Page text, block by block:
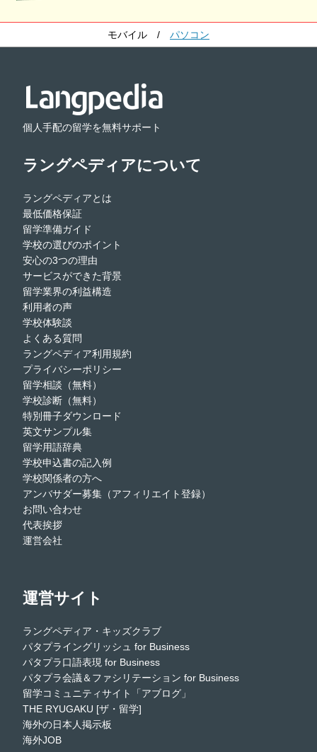
モバイル / パソコン
個人手配の留学を無料サポート
ラングペディアについて
ラングペディアとは
最低価格保証
留学準備ガイド
学校の選びのポイント
安心の3つの理由
サービスができた背景
留学業界の利益構造
利用者の声
学校体験談
よくある質問
ラングペディア利用規約
プライバシーポリシー
留学相談（無料）
学校診断（無料）
特別冊子ダウンロード
英文サンプル集
留学用語辞典
学校申込書の記入例
学校関係者の方へ
アンバサダー募集（アフィリエイト登録）
お問い合わせ
代表挨拶
運営会社
運営サイト
ラングペディア・キッズクラブ
パタプライングリッシュ for Business
パタプラ口語表現 for Business
パタプラ会議＆ファシリテーション for Business
留学コミュニティサイト「アブログ」
THE RYUGAKU [ザ・留学]
海外の日本人掲示板
海外JOB